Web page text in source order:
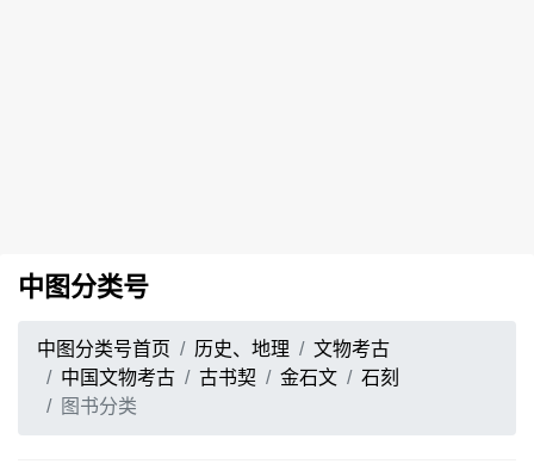
中图分类号
中图分类号首页 历史、地理
文物考古
中国文物考古
古书契 金石文
石刻
图书分类